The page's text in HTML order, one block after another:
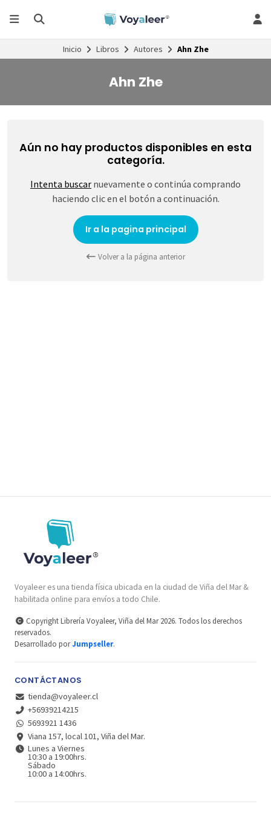
Inicio Libros Autores Ahn Zhe
Ahn Zhe
Aún no hay productos disponibles en esta
categoría.
Intenta buscar nuevamente o continúa comprando
haciendo clic en el botón a continuación.
Ir a la pagina principal
Volver a la página anterior
Voyaleer es una tienda física ubicada en la ciudad de Viña del Mar &
habilitada online para envíos a todo Chile.
Copyright Librería Voyaleer, Viña del Mar 2026. Todos los derechos
reservados.
Desarrollado porJumpseller.
CONTÁCTANOS
tienda@voyaleer.cl
+56939214215
5693921 1436
Viana 157, local 101, Viña del Mar.
Lunes a Viernes
10:30 a 19:00hrs.
Sábado
10:00 a 14:00hrs.